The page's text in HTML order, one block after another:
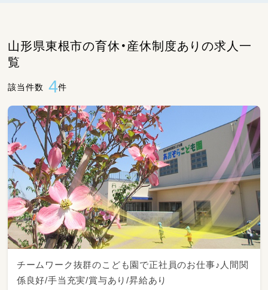
山形県東根市の育休・産休制度ありの求人一
覧
該当件数 4件
チームワーク抜群のこども園で正社員のお仕事♪人間関
係良好/手当充実/賞与あり/昇給あり